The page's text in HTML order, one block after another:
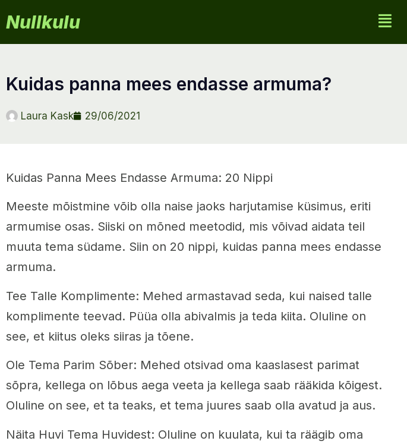
Nullkulu
kuidas panna mees endasse armuma?
Laura Kask 29/06/2021
Kuidas Panna Mees Endasse Armuma: 20 Nippi
Meeste mõistmine võib olla naise jaoks harjutamise küsimus, eriti
armumise osas. Siiski on mõned meetodid, mis võivad aidata teil
muuta tema südame. Siin on 20 nippi, kuidas panna mees endasse
armuma.
Tee Talle Komplimente: Mehed armastavad seda, kui naised talle
komplimente teevad. Püüa olla abivalmis ja teda kiita. Oluline on
see, et kiitus oleks siiras ja tõene.
Ole Tema Parim Sõber: Mehed otsivad oma kaaslasest parimat
sõpra, kellega on lõbus aega veeta ja kellega saab rääkida kõigest.
Oluline on see, et ta teaks, et tema juures saab olla avatud ja aus.
Näita Huvi Tema Huvidest: Oluline on kuulata, kui ta räägib oma